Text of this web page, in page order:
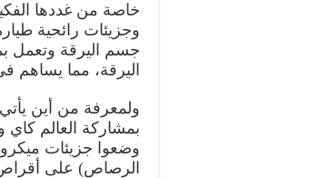
خاصة من غددها
وجزيئات رائحية
جسم اليرقة وتعمل
اليرقة، مما يساهم
ولمعرفة من أين يأتي
بمشاركة العالم كاي
وضعوا جزيئات
الرصاص) على